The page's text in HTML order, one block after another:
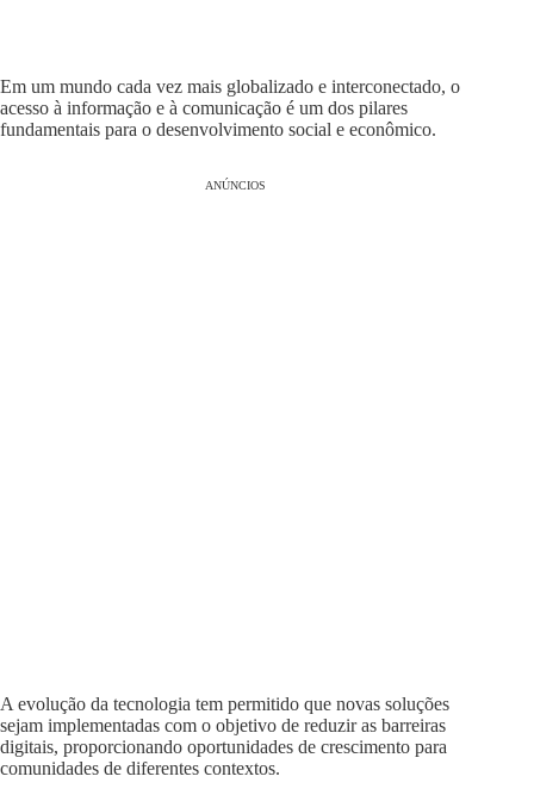
Em um mundo cada vez mais globalizado e interconectado, o
acesso à informação e à comunicação é um dos pilares
fundamentais para o desenvolvimento social e econômico.
ANÚNCIOS
A evolução da tecnologia tem permitido que novas soluções
sejam implementadas com o objetivo de reduzir as barreiras
digitais, proporcionando oportunidades de crescimento para
comunidades de diferentes contextos.